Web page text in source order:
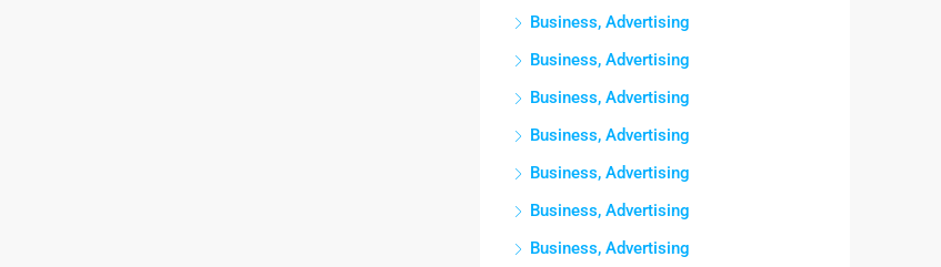
Business, Advertising
Business, Advertising
Business, Advertising
Business, Advertising
Business, Advertising
Business, Advertising
Business, Advertising